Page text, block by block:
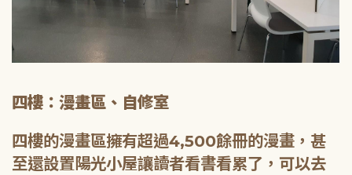
四樓：漫畫區、自修室
四樓的漫畫區擁有超過4,500餘冊的漫畫，甚
至還設置陽光小屋讓讀者看書看累了，可以去